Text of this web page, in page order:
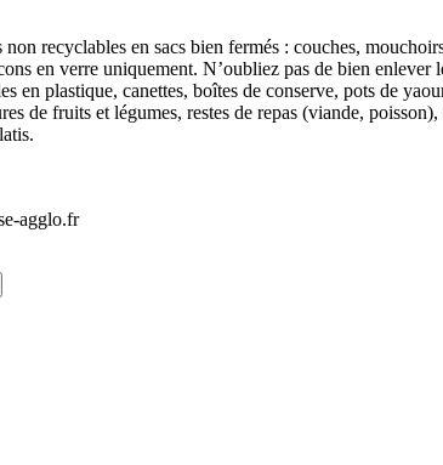
non recyclables en sacs bien fermés : couches,
en verre uniquement. N’oubliez pas de bien
en plastique, canettes, boîtes de conserve, pots de
de fruits et légumes, restes de repas (viande,
agglo.fr